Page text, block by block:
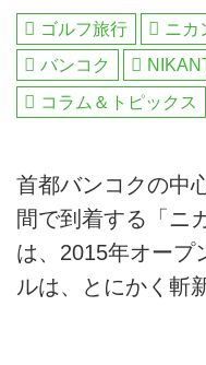
ゴルフ旅行 ニカ
バンコク
コラム＆トピックス
首都バンコクの中
間で到着する「ニ
は、2015年オープ
ルは、とにかく斬